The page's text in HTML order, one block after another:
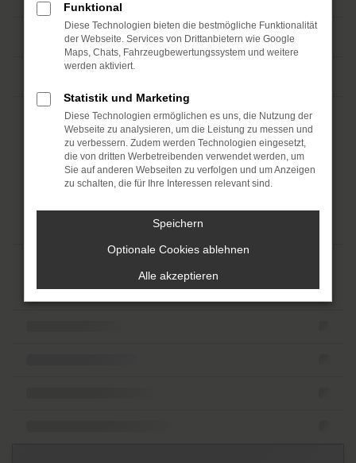
Funktional
Diese Technologien bieten die bestmögliche Funktionalität
der Webseite. Services von Drittanbietern wie Google
Maps, Chats, Fahrzeugbewertungssystem und weitere
werden aktiviert.
Statistik und Marketing
Diese Technologien ermöglichen es uns, die Nutzung der
Webseite zu analysieren, um die Leistung zu messen und
zu verbessern. Zudem werden Technologien eingesetzt,
die von dritten Werbetreibenden verwendet werden, um
Sie auf anderen Webseiten zu verfolgen und um Anzeigen
zu schalten, die für Ihre Interessen relevant sind.
Speichern
Optionale Cookies ablehnen
Alle akzeptieren